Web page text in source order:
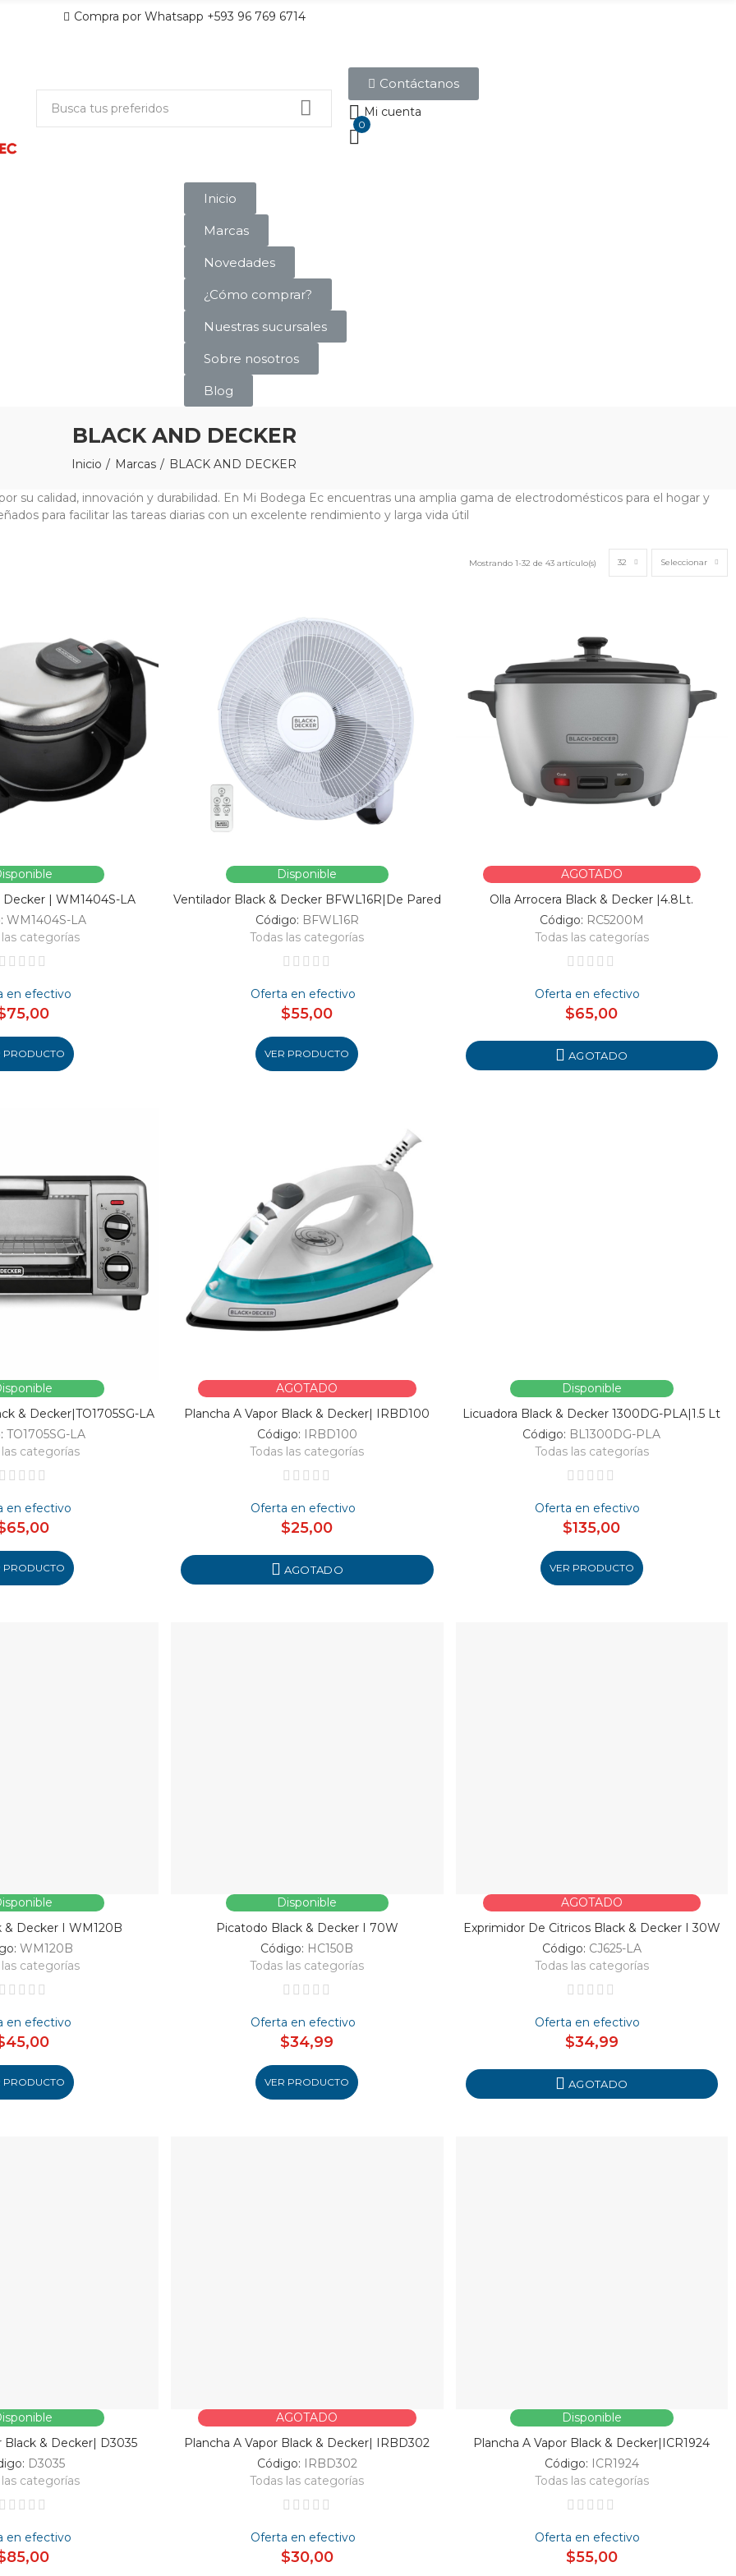
Compra por Whatsapp +593 96 769 6714
Contáctanos
Mi cuenta
0
Inicio
Marcas
Novedades
¿Cómo comprar?
Nuestras sucursales
Sobre nosotros
Blog
BLACK AND DECKER
Inicio Marcas BLACK AND DECKER
su calidad, innovación y durabilidad. En Mi Bodega Ec encuentras una amplia gama de electrodomésticos para el hogar y
para facilitar las tareas diarias con un excelente rendimiento y larga vida útil
Mostrando 1-32 de 43 artículo(s) 32 Seleccionar
Decker | WM1404S-LA
WM1404S-LA
las categorías
en efectivo
PRODUCTO
Disponible
Ventilador Black & Decker BFWL16R|De Pared
Código: BFWL16R
Todas las categorías
Oferta en efectivo
$55,00
VER PRODUCTO
AGOTADO
Olla Arrocera Black & Decker |4.8Lt.
Código: RC5200M
Todas las categorías
Oferta en efectivo
$65,00
AGOTADO
& Decker|TO1705SG-LA
TO1705SG-LA
las categorías
en efectivo
PRODUCTO
AGOTADO
Plancha A Vapor Black & Decker| IRBD100
Código: IRBD100
Todas las categorías
Oferta en efectivo
$25,00
AGOTADO
Disponible
Licuadora Black & Decker 1300DG-PLA|1.5 Lt
Código: BL1300DG-PLA
Todas las categorías
Oferta en efectivo
$135,00
VER PRODUCTO
& Decker I WM120B
WM120B
las categorías
en efectivo
PRODUCTO
Disponible
Picatodo Black & Decker I 70W
Código: HC150B
Todas las categorías
Oferta en efectivo
$34,99
VER PRODUCTO
AGOTADO
Exprimidor De Citricos Black & Decker I 30W
Código: CJ625-LA
Todas las categorías
Oferta en efectivo
$34,99
AGOTADO
Black & Decker| D3035
D3035
las categorías
en efectivo
AGOTADO
Plancha A Vapor Black & Decker| IRBD302
Código: IRBD302
Todas las categorías
Oferta en efectivo
$30,00
Disponible
Plancha A Vapor Black & Decker|ICR1924
Código: ICR1924
Todas las categorías
Oferta en efectivo
$55,00